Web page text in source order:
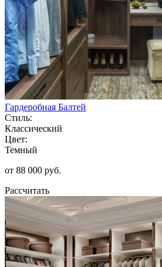
Гардеробная Балтей
Стиль:
Классический
Цвет:
Темный
от 88 000 руб.
Рассчитать